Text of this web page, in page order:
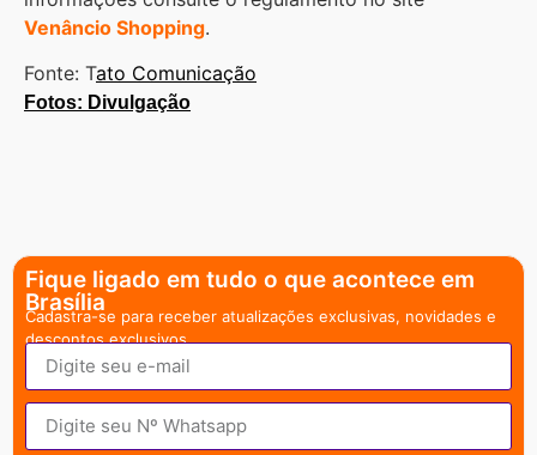
Venâncio Shopping.
Fonte: Tato Comunicação
Fotos: Divulgação
Fique ligado em tudo o que acontece em
Brasília
Cadastra-se para receber atualizações exclusivas, novidades e
descontos exclusivos.